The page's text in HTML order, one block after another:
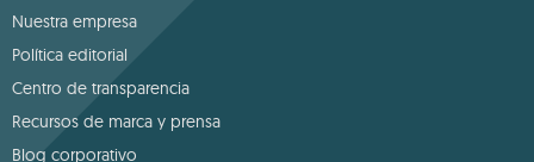
Nuestra empresa
Política editorial
Centro de transparencia
Recursos de marca y prensa
Blog corporativo